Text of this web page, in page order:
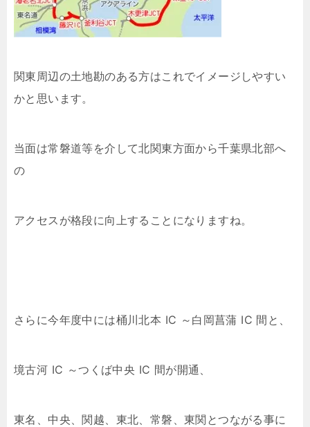
関東周辺の土地勘のある方はこれでイメージしやすい
かと思います。
当面は常磐道等を介して北関東方面から千葉県北部へ
の
アクセスが格段に向上することになりますね。
さらに今年度中には桶川北本 IC ～白岡菖蒲 IC 間と、
境古河 IC ～つくば中央 IC 間が開通、
東名、中央、関越、東北、常磐、東関とつながる事に